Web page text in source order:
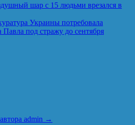
шар с 15 людьми врезался в
Украины потребовала
под стражу до сентября
admin →